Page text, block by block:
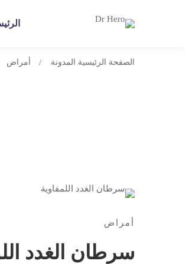
الصفحة الرئيسية المدونة أمراض
سرطان
الغدد
اللمفاوية:
أمراض
سرطان الغدد